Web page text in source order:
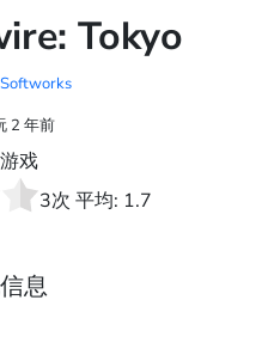
Tokyo
2 年前
戏
3次 平均: 1.7
息